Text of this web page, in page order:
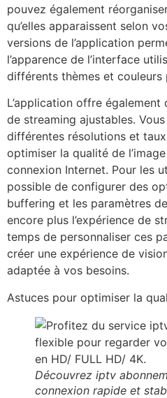
pouvez également
qu’elles apparaissent selon
versions de l’application
l’apparence de l’interface
différents thèmes et couleurs
L’application offre
de streaming ajustables.
différentes résolutions et
optimiser la qualité de
connexion Internet. Pour les
possible de configurer des
buffering et les paramètres
encore plus l’expérience de
temps de personnaliser ces
créer une expérience de
adaptée à vos besoins.
Astuces pour optimiser la
Découvrez iptv
connexion rapide et